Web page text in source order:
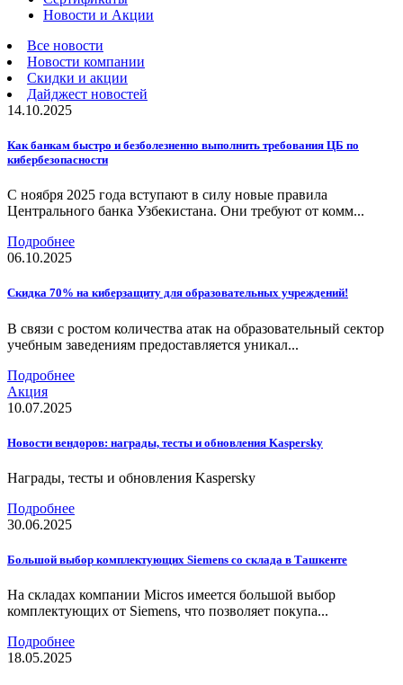
Новости и Акции
Все новости
Новости компании
Скидки и акции
Дайджест новостей
14.10.2025
Как банкам быстро и безболезненно выполнить требования ЦБ по
кибербезопасности
С ноября 2025 года вступают в силу новые правила
Центрального банка Узбекистана. Они требуют от комм...
Подробнее
06.10.2025
Скидка 70% на киберзащиту для образовательных учреждений!
В связи с ростом количества атак на образовательный сектор
учебным заведениям предоставляется уникал...
Подробнее
Акция
10.07.2025
Новости вендоров: награды, тесты и обновления Kaspersky
Награды, тесты и обновления Kaspersky
Подробнее
30.06.2025
Большой выбор комплектующих Siemens со склада в Ташкенте
На складах компании Micros имеется большой выбор
комплектующих от Siemens, что позволяет покупа...
Подробнее
18.05.2025